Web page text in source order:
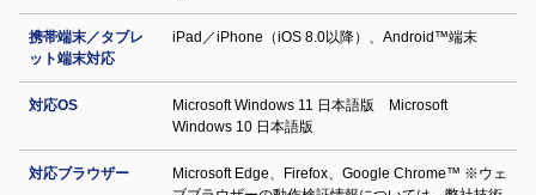
携帯端末／タブレ
ット端末対応
iPad／iPhone（iOS 8.0以降）、Android™端末
対応OS
Microsoft Windows 11 日本語版 Microsoft
Windows 10 日本語版
対応ブラウザー
Microsoft Edge、Firefox、Google Chrome™ ※ウェ